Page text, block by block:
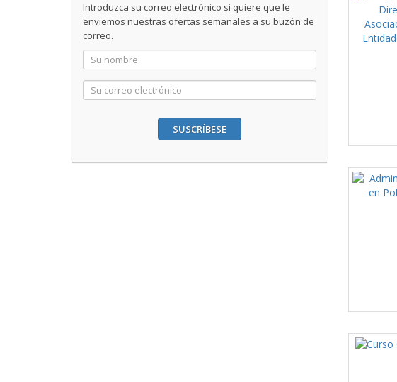
Introduzca su correo electrónico si quiere que le
enviemos nuestras ofertas semanales a su buzón de
correo.
SUSCRÍBESE